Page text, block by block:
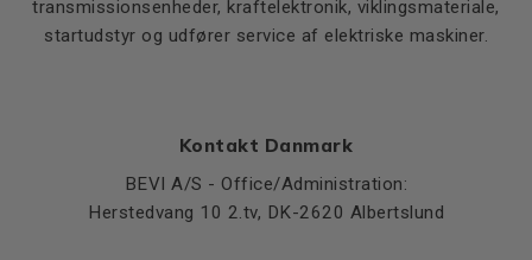
transmissionsenheder, kraftelektronik, viklingsmateriale,
startudstyr og udfører service af elektriske maskiner.
Kontakt Danmark
BEVI A/S - Office/Administration:
Herstedvang 10 2.tv, DK-2620 Albertslund